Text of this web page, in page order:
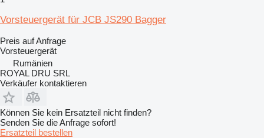
Vorsteuergerät für JCB JS290 Bagger
Preis auf Anfrage
Vorsteuergerät
Rumänien
ROYAL DRU SRL
Verkäufer kontaktieren
Können Sie kein Ersatzteil nicht finden?
Senden Sie die Anfrage sofort!
Ersatzteil bestellen